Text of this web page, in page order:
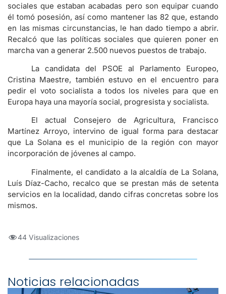
sociales que estaban acabadas pero son equipar cuando
él tomó posesión, así como mantener las 82 que, estando
en las mismas circunstancias, le han dado tiempo a abrir.
Recalcó que las políticas sociales que quieren poner en
marcha van a generar 2.500 nuevos puestos de trabajo.
La candidata del PSOE al Parlamento Europeo,
Cristina Maestre, también estuvo en el encuentro para
pedir el voto socialista a todos los niveles para que en
Europa haya una mayoría social, progresista y socialista.
El actual Consejero de Agricultura, Francisco
Martínez Arroyo, intervino de igual forma para destacar
que La Solana es el municipio de la región con mayor
incorporación de jóvenes al campo.
Finalmente, el candidato a la alcaldía de La Solana,
Luís Díaz-Cacho, recalco que se prestan más de setenta
servicios en la localidad, dando cifras concretas sobre los
mismos.
44 Visualizaciones
Noticias relacionadas